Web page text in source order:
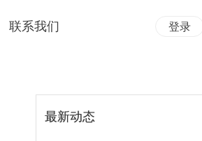
联系我们 登录
最新动态